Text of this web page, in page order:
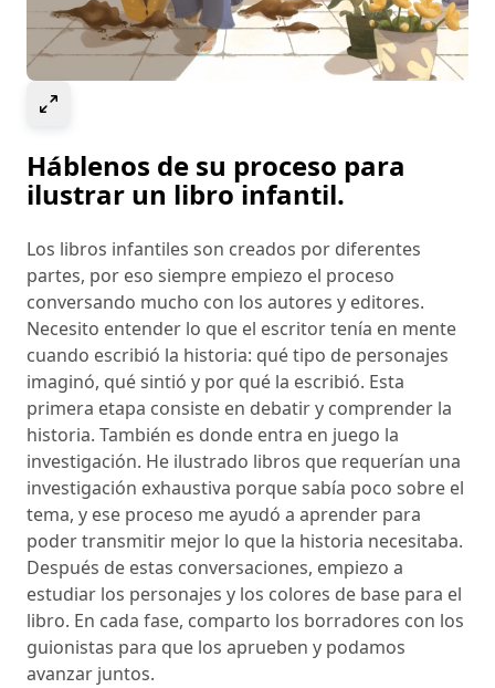
Háblenos de su proceso para
ilustrar un libro infantil.
Los libros infantiles son creados por diferentes
partes, por eso siempre empiezo el proceso
conversando mucho con los autores y editores.
Necesito entender lo que el escritor tenía en mente
cuando escribió la historia: qué tipo de personajes
imaginó, qué sintió y por qué la escribió. Esta
primera etapa consiste en debatir y comprender la
historia. También es donde entra en juego la
investigación. He ilustrado libros que requerían una
investigación exhaustiva porque sabía poco sobre el
tema, y ese proceso me ayudó a aprender para
poder transmitir mejor lo que la historia necesitaba.
Después de estas conversaciones, empiezo a
estudiar los personajes y los colores de base para el
libro. En cada fase, comparto los borradores con los
guionistas para que los aprueben y podamos
avanzar juntos.